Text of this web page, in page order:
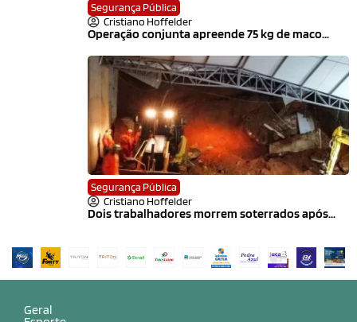
Segurança Pública
Cristiano Hoffelder
Operação conjunta apreende 75 kg de maco...
Segurança Pública
Cristiano Hoffelder
Dois trabalhadores morrem soterrados após...
Geral